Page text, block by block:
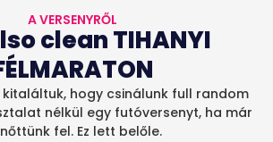
A VERSENYRŐL
clean TIHANYI
kitaláltuk, hogy csinálunk full random
nélkül egy futóversenyt, ha már
fel. Ez lett belőle.